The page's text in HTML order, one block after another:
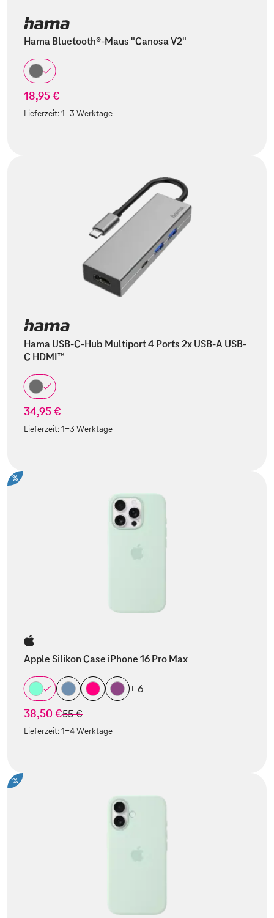
Hama Bluetooth®-Maus "Canosa V2"
18,95 €
Lieferzeit:1-3 Werktage
Hama USB-C-Hub Multiport 4 Ports 2x USB-A USB-
C HDMI™
34,95 €
Lieferzeit:1-3 Werktage
%
Apple Silikon Case iPhone 16 Pro Max
+ 6
38,50 €statt
55 €
Lieferzeit:1-4 Werktage
%